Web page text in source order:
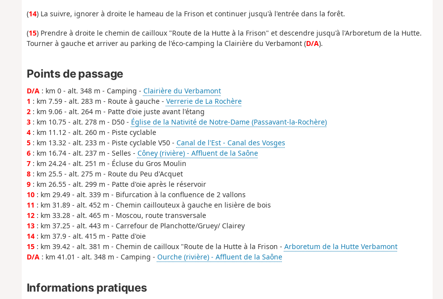
(14) La suivre, ignorer à droite le hameau de la Frison et continuer jusqu'à l'entrée dans la forêt.
(15) Prendre à droite le chemin de cailloux "Route de la Hutte à la Frison" et descendre jusqu'à l'Arboretum de la Hutte.
Tourner à gauche et arriver au parking de l'éco-camping la Clairière du Verbamont (D/A).
Points de passage
D/A: km 0 - alt. 348 m - Camping - Clairière du Verbamont
1 : km 7.59 - alt. 283 m - Route à gauche - Verrerie de La Rochère
2: km 9.06 - alt. 264 m - Patte d'oie juste avant l'étang
3: km 10.75 - alt. 278 m - D50 - Église de la Nativité de Notre-Dame (Passavant-la-Rochère)
4: km 11.12 - alt. 260 m - Piste cyclable
5: km 13.32 - alt. 233 m - Piste cyclable V50 - Canal de l'Est - Canal des Vosges
6: km 16.74 - alt. 237 m - Selles - Côney (rivière) - Affluent de la Saône
7: km 24.24 - alt. 251 m - Écluse du Gros Moulin
8: km 25.5 - alt. 275 m - Route du Peu d'Acquet
9: km 26.55 - alt. 299 m - Patte d'oie après le réservoir
10: km 29.49 - alt. 339 m - Bifurcation à la confluence de 2 vallons
11 : km 31.89 - alt. 452 m - Chemin caillouteux à gauche en lisière de bois
12: km 33.28 - alt. 465 m - Moscou, route transversale
13: km 37.25 - alt. 443 m - Carrefour de Planchotte/Gruey/ Clairey
14: km 37.9 - alt. 415 m - Patte d'oie
15: km 39.42 - alt. 381 m - Chemin de cailloux "Route de la Hutte à la Frison - Arboretum de la Hutte Verbamont
D/A: km 41.01 - alt. 348 m - Camping - Ourche (rivière) - Affluent de la Saône
Informations pratiques